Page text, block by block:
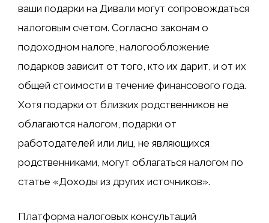
ваши подарки на Дивали могут сопровождаться
налоговым счетом. Согласно законам о
подоходном налоге, налогообложение
подарков зависит от того, кто их дарит, и от их
общей стоимости в течение финансового года.
Хотя подарки от близких родственников не
облагаются налогом, подарки от
работодателей или лиц, не являющихся
родственниками, могут облагаться налогом по
статье «Доходы из других источников».
Платформа налоговых консультаций